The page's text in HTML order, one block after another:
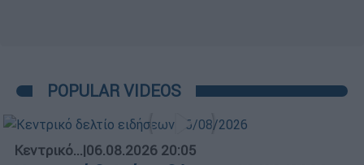
POPULAR VIDEOS
Κεντρικό...|06.08.2026 20:05